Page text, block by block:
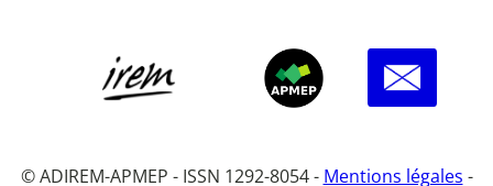
© ADIREM-APMEP - ISSN 1292-8054 - Mentions légales -